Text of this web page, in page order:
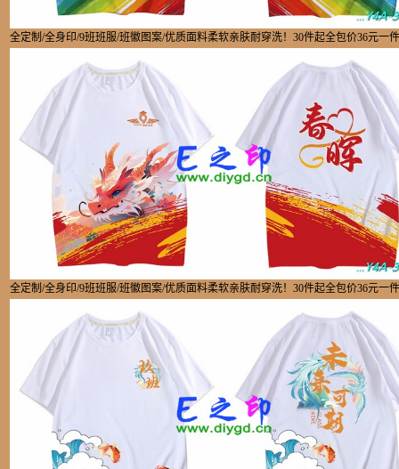
全定制/全身印/9班班服/班徽图案/优质面料柔软亲肤耐穿洗！30件起全包价36元一
全定制/全身印/9班班服/班徽图案/优质面料柔软亲肤耐穿洗！30件起全包价36元一